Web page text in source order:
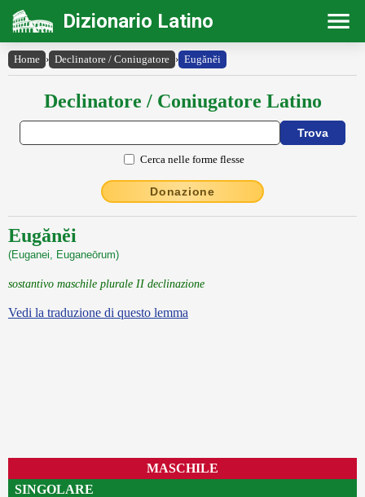
Dizionario Latino
Home › Declinatore / Coniugatore › Eugănĕi
Declinatore / Coniugatore Latino
Cerca nelle forme flesse
Donazione
Eugănĕi
(Euganei, Euganeōrum)
sostantivo maschile plurale II declinazione
Vedi la traduzione di questo lemma
MASCHILE
SINGOLARE